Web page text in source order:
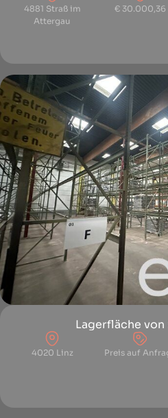
4881 Straß im
Attergau
€ 30.000,36
Lagerfläche von
4020 Linz Preis auf